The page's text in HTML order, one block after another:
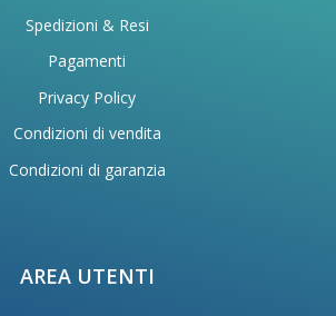
Spedizioni & Resi
Pagamenti
Privacy Policy
Condizioni di vendita
Condizioni di garanzia
AREA UTENTI